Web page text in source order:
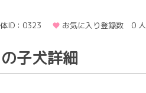
ID：0323 お気に入り登録数 0 人
子犬詳細